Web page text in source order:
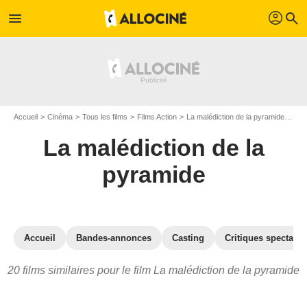
menu profil search
Accueil Cinéma Tous les films Films Action La malédiction de la pyramide
La malédiction de la
pyramide
Accueil Bandes-annonces Casting Critiques
20 films similaires pour le film La malédiction de la pyramide